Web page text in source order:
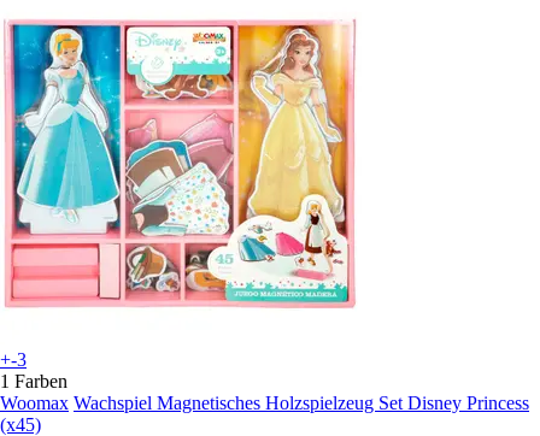
+-3
1 Farben
Woomax Wachspiel Magnetisches Holzspielzeug Set Disney Princess
(x45)